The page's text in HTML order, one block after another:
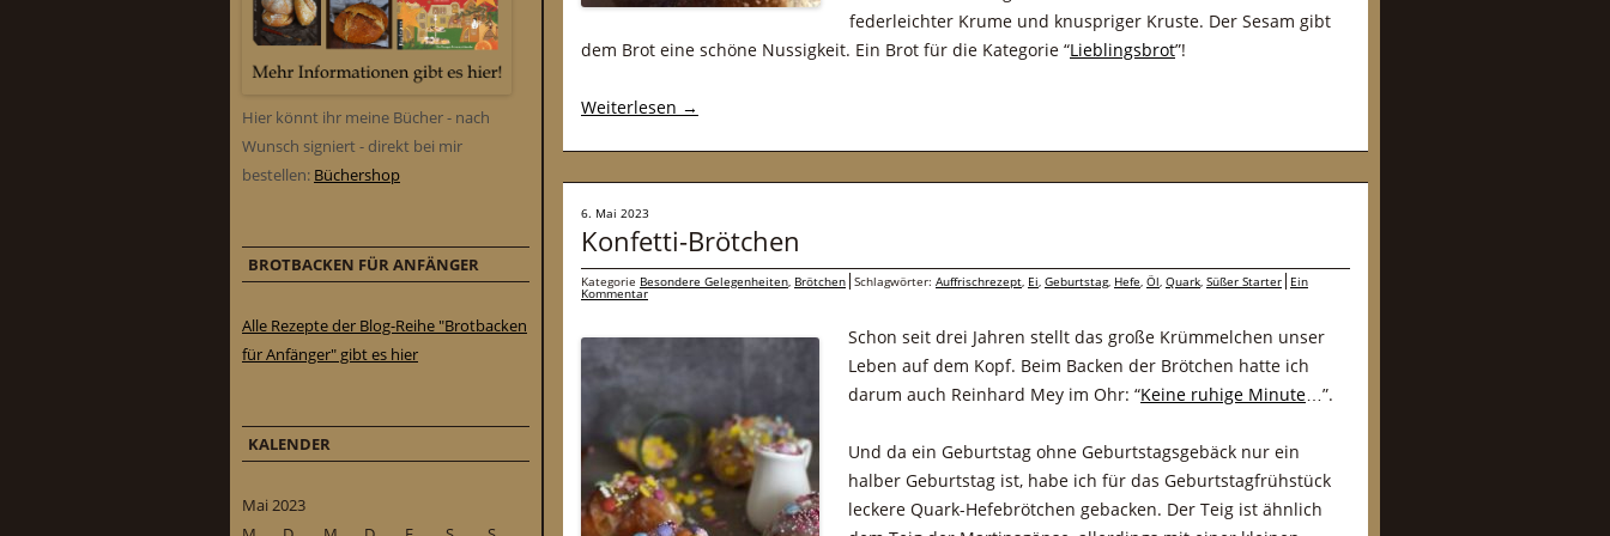
federleichter Krume und knuspriger Kruste. Der Sesam gibt
dem Brot eine schöne Nussigkeit. Ein Brot für die Kategorie “Lieblingsbrot”!
Weiterlesen →
6. Mai 2023
Konfetti-Brötchen
Kategorie Besondere Gelegenheiten, Brötchen Schlagwörter: Auffrischrezept, Ei, Geburtstag, Hefe, Öl, Quark, Süßer Starter Ein
Kommentar
Schon seit drei Jahren stellt das große Krümmelchen unser
Leben auf dem Kopf. Beim Backen der Brötchen hatte ich
darum auch Reinhard Mey im Ohr: “Keine ruhige Minute…”.
Und da ein Geburtstag ohne Geburtstagsgebäck nur ein
halber Geburtstag ist, habe ich für das Geburtstagfrühstück
leckere Quark-Hefebrötchen gebacken. Der Teig ist ähnlich
Hier könnt ihr meine Bücher - nach
Wunsch signiert - direkt bei mir
bestellen: Büchershop
BROTBACKEN FÜR ANFÄNGER
Alle Rezepte der Blog-Reihe "Brotbacken
für Anfänger" gibt es hier
KALENDER
Mai 2023